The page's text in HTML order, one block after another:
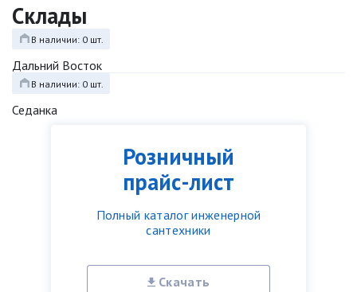
Розничный
прайс-лист
Полный каталог инженерной
сантехники
Скачать
Склады
В наличии: 0 шт.
Дальний Восток
В наличии: 0 шт.
Седанка